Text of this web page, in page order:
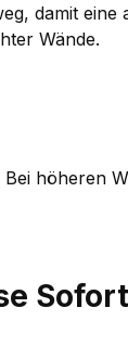
damit eine
Wände.
höheren